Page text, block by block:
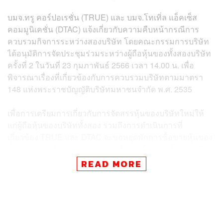
บมจ.ทรู คอร์ปอเรชั่น (TRUE) และ บมจ.โทเทิ่ล แอ็คเซ็ส
คอมมูนิเคชั่น (DTAC) แจ้งเกี่ยวกับความคืบหน้ากรณีการ
ควบรวมกิจการระหว่างสองบริษัท โดยคณะกรรมการบริษัท
ได้อนุมัติการจัดประชุมร่วมระหว่างผู้ถือหุ้นของทั้งสองบริษัท
ครั้งที่ 2 ในวันที่ 23 กุมภาพันธ์ 2566 เวลา 14.00 น. เพื่อ
พิจารณาเรื่องที่เกี่ยวข้องกับการควบรวมบริษัทตามมาตรา
148 แห่งพระราชบัญญัติบริษัทมหาชนจำกัด พ.ศ. 2535
เพื่อการเตรียมการเกี่ยวกับการจัดสรรหุ้นของบริษัทใหม่ให้
20 กุมภาพันธ์ ถึง 2 มีนาคม 2566
READ MORE